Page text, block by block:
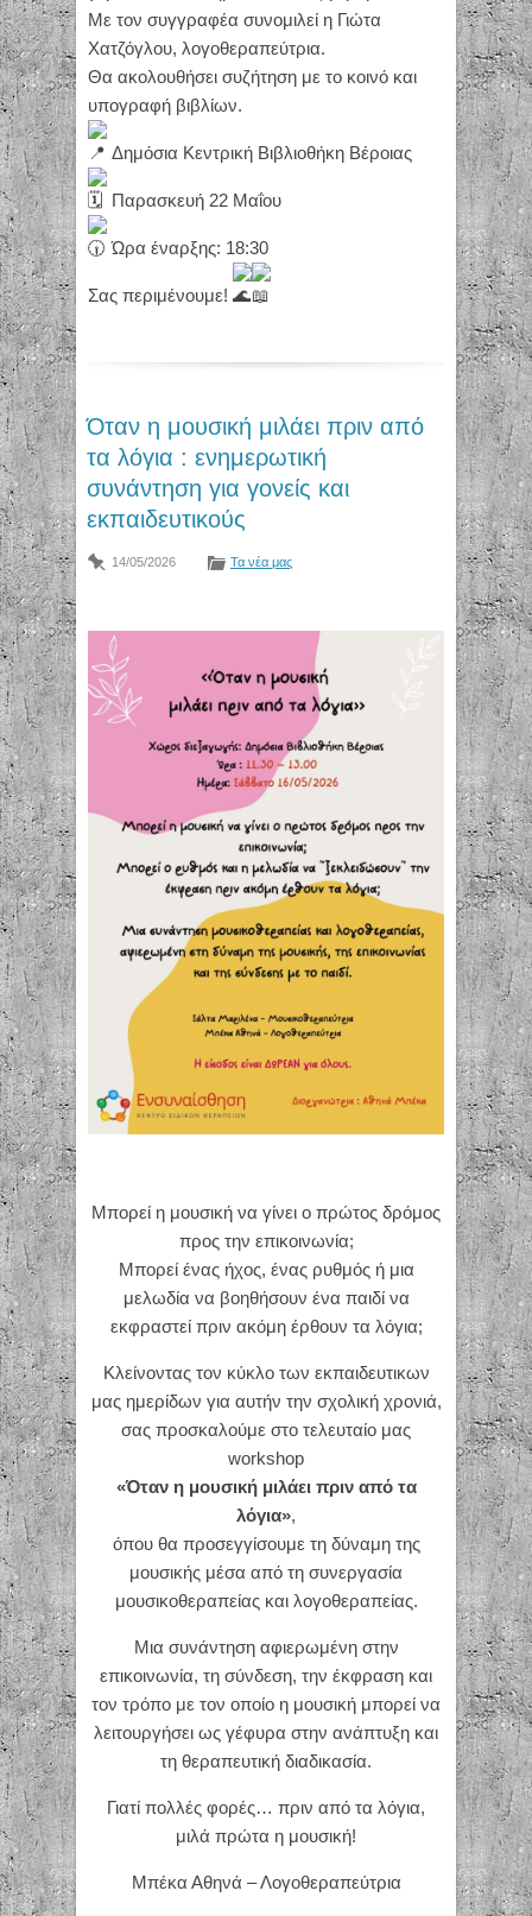
Με τον συγγραφέα συνομιλεί η Γιώτα
Χατζόγλου, λογοθεραπεύτρια.
Θα ακολουθήσει συζήτηση με το κοινό και
υπογραφή βιβλίων.
Δημόσια Κεντρική Βιβλιοθήκη Βέροιας
Παρασκευή 22 Μαΐου
Ώρα έναρξης: 18:30
Σας περιμένουμε!
Όταν η μουσική μιλάει πριν από
τα λόγια : ενημερωτική
συνάντηση για γονείς και
εκπαιδευτικούς
14/05/2026 Τα νέα μας
Μπορεί η μουσική να γίνει ο πρώτος δρόμος
προς την επικοινωνία;
Μπορεί ένας ήχος, ένας ρυθμός ή μια
μελωδία να βοηθήσουν ένα παιδί να
εκφραστεί πριν ακόμη έρθουν τα λόγια;
Κλείνοντας τον κύκλο των εκπαιδευτικων
μας ημερίδων για αυτήν την σχολική χρονιά,
σας προσκαλούμε στο τελευταίο μας
workshop
«Όταν η μουσική μιλάει πριν από τα
λόγια»,
όπου θα προσεγγίσουμε τη δύναμη της
μουσικής μέσα από τη συνεργασία
μουσικοθεραπείας και λογοθεραπείας.
Μια συνάντηση αφιερωμένη στην
επικοινωνία, τη σύνδεση, την έκφραση και
τον τρόπο με τον οποίο η μουσική μπορεί να
λειτουργήσει ως γέφυρα στην ανάπτυξη και
τη θεραπευτική διαδικασία.
Γιατί πολλές φορές… πριν από τα λόγια,
μιλά πρώτα η μουσική!
Μπέκα Αθηνά – Λογοθεραπεύτρια